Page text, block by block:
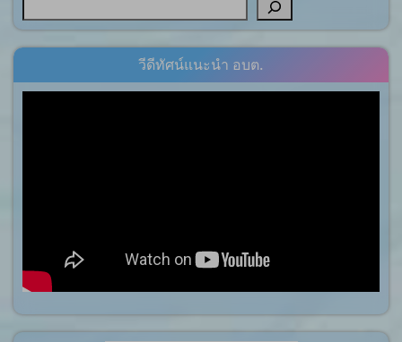
วีดีทัศน์แนะนำ อบต.